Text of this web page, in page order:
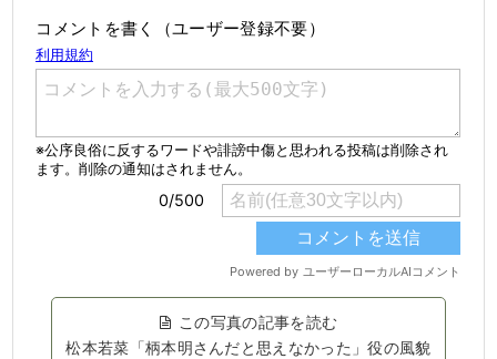
コメントを書く（ユーザー登録不要）
この写真の記事を読む
松本若菜「柄本明さんだと思えなかった」役の風貌